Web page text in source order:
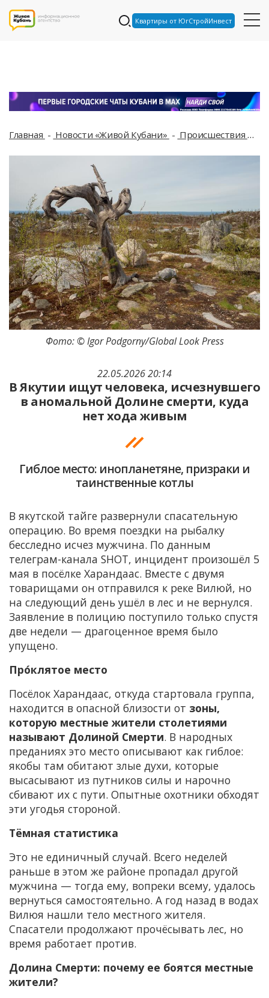
Квартиры от ЮгСтройИнвест
Главная Новости «Живой Кубани» Происшествия
22.05.2026 20:14
В Якутии ищут человека, исчезнувшего
в аномальной Долине смерти, куда
нет хода живым
Гиблое место: инопланетяне, призраки и
таинственные котлы
Фото: © Igor Podgorny/Global Look Press
В якутской тайге развернули спасательную
операцию. Во время поездки на рыбалку
бесследно исчез мужчина. По данным
телеграм-канала SHOT, инцидент произошёл 5
мая в посёлке Харандаас. Вместе с двумя
товарищами он отправился к реке Вилюй, но
на следующий день ушёл в лес и не вернулся.
Заявление в полицию поступило только спустя
две недели — драгоценное время было
упущено.
Про́клятое место
Посёлок Харандаас, откуда стартовала группа,
находится в опасной близости от зоны,
которую местные жители столетиями
называют Долиной Смерти. В народных
преданиях это место описывают как гиблое:
якобы там обитают злые духи, которые
высасывают из путников силы и нарочно
сбивают их с пути. Опытные охотники обходят
эти угодья стороной.
Тёмная статистика
Это не единичный случай. Всего неделей
раньше в этом же районе пропадал другой
мужчина — тогда ему, вопреки всему, удалось
вернуться самостоятельно. А год назад в водах
Вилюя нашли тело местного жителя.
Спасатели продолжают прочёсывать лес, но
время работает против.
Долина Смерти: почему ее боятся местные
жители?